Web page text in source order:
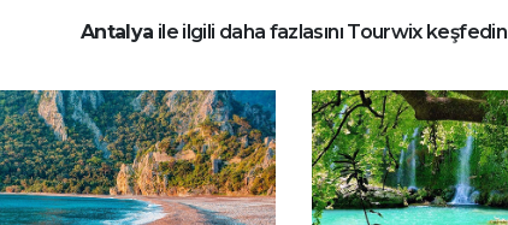
Antalya ile ilgili daha fazlasını Tourwix keşfedin